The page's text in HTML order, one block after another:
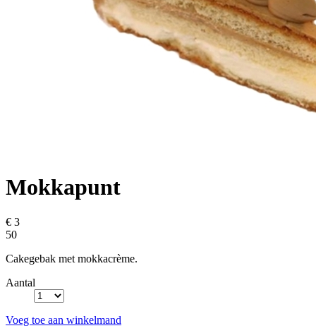
Mokkapunt
€ 3
50
Cakegebak met mokkacrème.
Aantal
Voeg toe aan winkelmand